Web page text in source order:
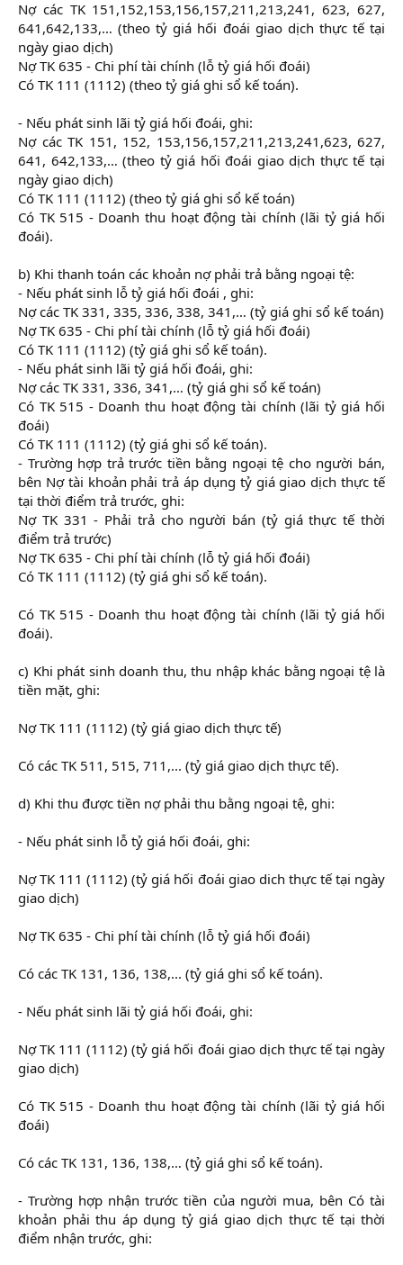
Nợ các TK 151,152,153,156,157,211,213,241, 623, 627,
641,642,133,… (theo tỷ giá hối đoái giao dịch thực tế tại
ngày giao dịch)
Nợ TK 635 - Chi phí tài chính (lỗ tỷ giá hối đoái)
Có TK 111 (1112) (theo tỷ giá ghi sổ kế toán).
- Nếu phát sinh lãi tỷ giá hối đoái, ghi:
Nợ các TK 151, 152, 153,156,157,211,213,241,623, 627,
641, 642,133,… (theo tỷ giá hối đoái giao dịch thực tế tại
ngày giao dịch)
Có TK 111 (1112) (theo tỷ giá ghi sổ kế toán)
Có TK 515 - Doanh thu hoạt động tài chính (lãi tỷ giá hối
đoái).
b) Khi thanh toán các khoản nợ phải trả bằng ngoại tệ:
- Nếu phát sinh lỗ tỷ giá hối đoái , ghi:
Nợ các TK 331, 335, 336, 338, 341,… (tỷ giá ghi sổ kế toán)
Nợ TK 635 - Chi phí tài chính (lỗ tỷ giá hối đoái)
Có TK 111 (1112) (tỷ giá ghi sổ kế toán).
- Nếu phát sinh lãi tỷ giá hối đoái, ghi:
Nợ các TK 331, 336, 341,… (tỷ giá ghi sổ kế toán)
Có TK 515 - Doanh thu hoạt động tài chính (lãi tỷ giá hối
đoái)
Có TK 111 (1112) (tỷ giá ghi sổ kế toán).
- Trường hợp trả trước tiền bằng ngoại tệ cho người bán,
bên Nợ tài khoản phải trả áp dụng tỷ giá giao dịch thực tế
tại thời điểm trả trước, ghi:
Nợ TK 331 - Phải trả cho người bán (tỷ giá thực tế thời
điểm trả trước)
Nợ TK 635 - Chi phí tài chính (lỗ tỷ giá hối đoái)
Có TK 111 (1112) (tỷ giá ghi sổ kế toán).
Có TK 515 - Doanh thu hoạt động tài chính (lãi tỷ giá hối
đoái).
c) Khi phát sinh doanh thu, thu nhập khác bằng ngoại tệ là
tiền mặt, ghi:
Nợ TK 111 (1112) (tỷ giá giao dịch thực tế)
Có các TK 511, 515, 711,... (tỷ giá giao dịch thực tế).
d) Khi thu được tiền nợ phải thu bằng ngoại tệ, ghi:
- Nếu phát sinh lỗ tỷ giá hối đoái, ghi:
Nợ TK 111 (1112) (tỷ giá hối đoái giao dich thực tế tại ngày
giao dịch)
Nợ TK 635 - Chi phí tài chính (lỗ tỷ giá hối đoái)
Có các TK 131, 136, 138,... (tỷ giá ghi sổ kế toán).
- Nếu phát sinh lãi tỷ giá hối đoái, ghi:
Nợ TK 111 (1112) (tỷ giá hối đoái giao dịch thực tế tại ngày
giao dịch)
Có TK 515 - Doanh thu hoạt động tài chính (lãi tỷ giá hối
đoái)
Có các TK 131, 136, 138,… (tỷ giá ghi sổ kế toán).
- Trường hợp nhận trước tiền của người mua, bên Có tài
khoản phải thu áp dụng tỷ giá giao dịch thực tế tại thời
điểm nhận trước, ghi: